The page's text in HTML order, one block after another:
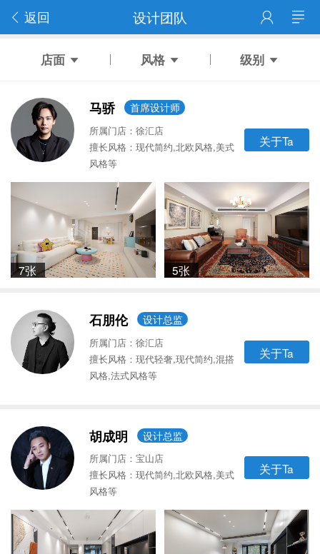
返回 设计团队
店面 风格 级别
马骄 首席设计师
所属门店：徐汇店
擅长风格：现代简约,北欧风格,美式
风格等
关于Ta
7张 5张
石朋伦 设计总监
所属门店：徐汇店
擅长风格：现代轻奢,现代简约,混搭
风格,法式风格等
关于Ta
胡成明 设计总监
所属门店：宝山店
擅长风格：现代简约,北欧风格,美式
风格等
关于Ta